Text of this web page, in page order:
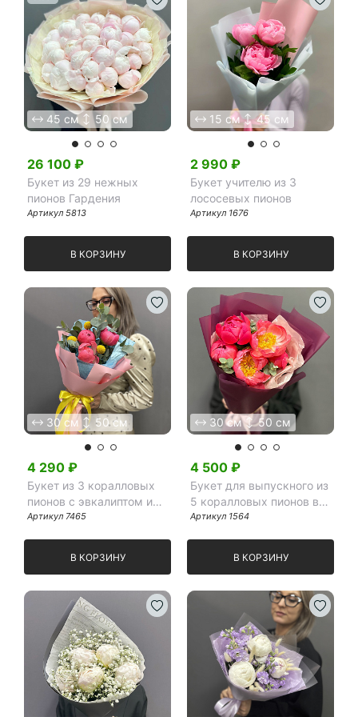
45 см 50 см
26 100 ₽
Букет из 29 нежных
пионов Гардения
Артикул 5813
В КОРЗИНУ
15 см 45 см
2 990 ₽
Букет учителю из 3
лососевых пионов
Артикул 1676
В КОРЗИНУ
30 см 50 см
4 290 ₽
Букет из 3 коралловых
пионов с эвкалиптом и
краспедией в яркой
Артикул 7465
В КОРЗИНУ
30 см 50 см
4 500 ₽
Букет для выпускного из
5 коралловых пионов в
двухслойной упаковке
Артикул 1564
В КОРЗИНУ